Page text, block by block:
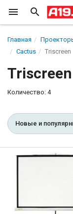
Главная
Cactus
Triscreen
Triscreen
Количество: 4
Новые и